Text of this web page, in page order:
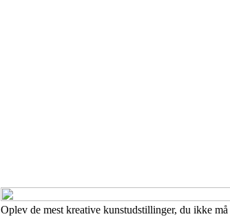
Oplev de mest kreative kunstudstillinger, du ikke